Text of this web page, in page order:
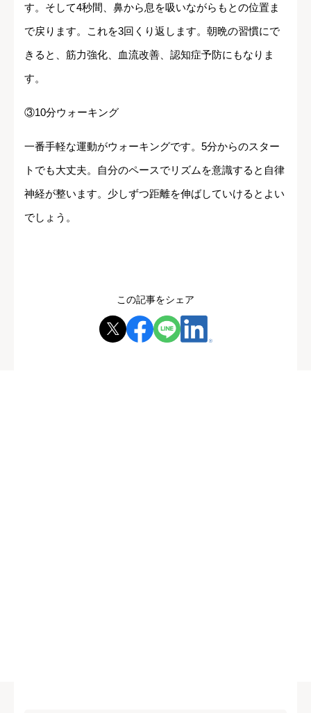
す。そして4秒間、鼻から息を吸いながらもとの位置ま
で戻ります。これを3回くり返します。朝晩の習慣にで
きると、筋力強化、血流改善、認知症予防にもなりま
す。
③10分ウォーキング
一番手軽な運動がウォーキングです。5分からのスター
トでも大丈夫。自分のペースでリズムを意識すると自律
神経が整います。少しずつ距離を伸ばしていけるとよい
でしょう。
この記事をシェア